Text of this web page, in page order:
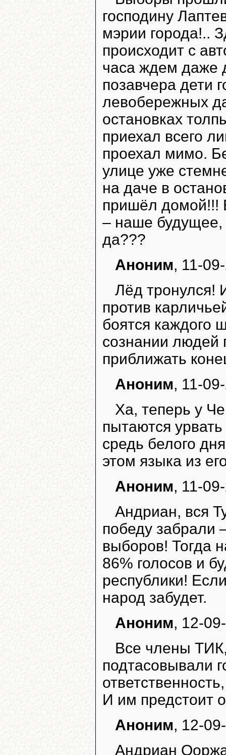
господину
мэрии города!..
происходит с
часа ждем даже
позавчера дети
левобережных
остановках
приехал всего
проехал мимо.
улице уже
на даче в
пришёл домой!!!
– наше будущее,
да???
Аноним, 11-
Лёд тронулся!
против
боятся каждого
сознании людей
приближать
Аноним, 11-
Ха, теперь у
пытаются
средь белого
этом языка из
Аноним, 11-
Андриан, вся
победу забрали
выборов! Тогда
86% голосов и
республики!
народ забудет.
Аноним, 12-
Все члены
подтасовывали
И им предстоит
Аноним, 12-
Андриан